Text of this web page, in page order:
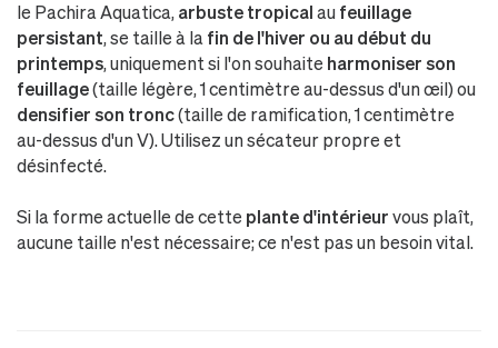
le Pachira Aquatica, arbuste tropical au feuillage
persistant, se taille à la fin de l'hiver ou au début du
printemps, uniquement si l'on souhaite harmoniser son
feuillage(taille légère, 1 centimètre au-dessus d'un œil) ou
densifier son tronc(taille de ramification, 1 centimètre
au-dessus d'un V). Utilisez un sécateur propre et
désinfecté.
Si la forme actuelle de cette plante d'intérieur vous plaît,
aucune taille n'est nécessaire; ce n'est pas un besoin vital.